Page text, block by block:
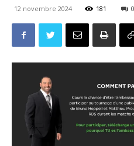
12 novembre 2024 181 0